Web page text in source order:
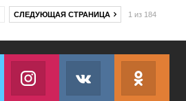
СЛЕДУЮЩАЯ СТРАНИЦА 1 из 184
Twitter
Join us on TwitterJoin us on InstagramJoin us on VK